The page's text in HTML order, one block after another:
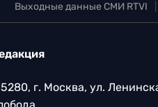
Выходные данные СМИ RTVI
г. Москва, ул.